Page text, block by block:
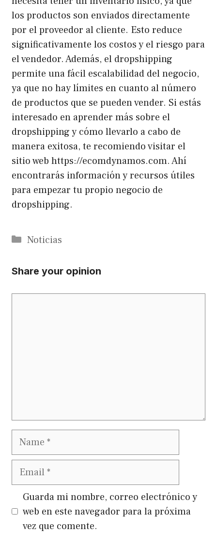
los productos son enviados directamente
por el proveedor al cliente. Esto reduce
significativamente los costos y el riesgo para
el vendedor. Además, el dropshipping
permite una fácil escalabilidad del negocio,
ya que no hay límites en cuanto al número
de productos que se pueden vender. Si estás
interesado en aprender más sobre el
dropshipping y cómo llevarlo a cabo de
manera exitosa, te recomiendo visitar el
sitio web https://ecomdynamos.com. Ahí
encontrarás información y recursos útiles
para empezar tu propio negocio de
dropshipping.
Categories
Noticias
Share your opinion
Name
Email
Guarda mi nombre, correo electrónico y
web en este navegador para la próxima
vez que comente.